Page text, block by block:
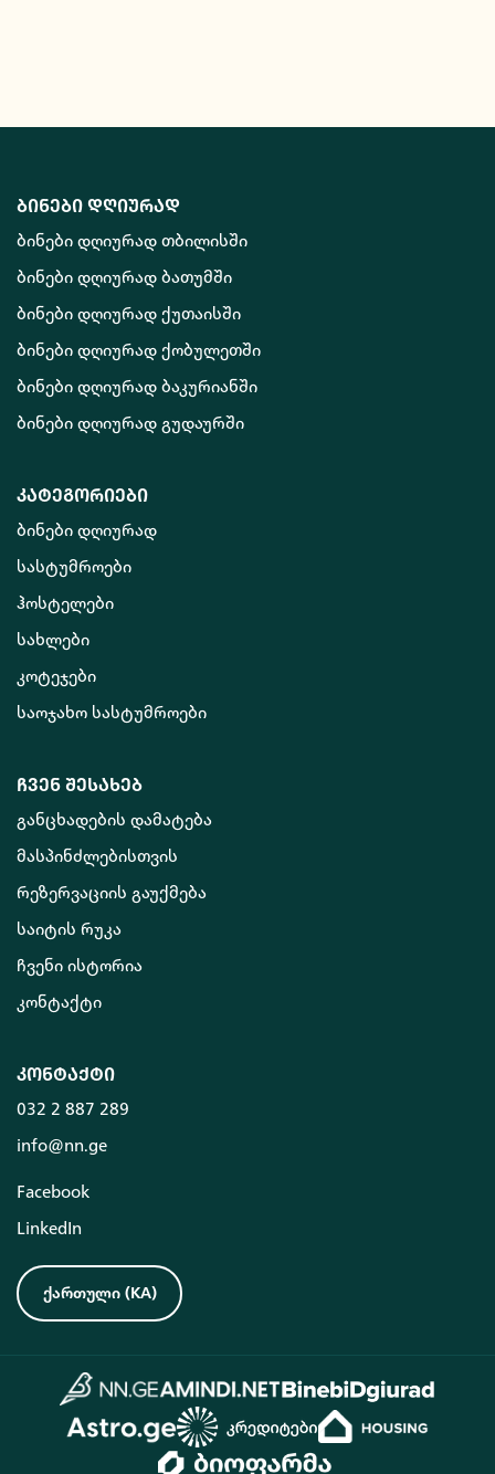
ბინები დღიურად
ბინები დღიურად თბილისში
ბინები დღიურად ბათუმში
ბინები დღიურად ქუთაისში
ბინები დღიურად ქობულეთში
ბინები დღიურად ბაკურიანში
ბინები დღიურად გუდაურში
კატეგორიები
ბინები დღიურად
სასტუმროები
ჰოსტელები
სახლები
კოტეჯები
საოჯახო სასტუმროები
ჩვენ შესახებ
განცხადების დამატება
მასპინძლებისთვის
რეზერვაციის გაუქმება
საიტის რუკა
ჩვენი ისტორია
კონტაქტი
კონტაქტი
032 2 887 289
info@nn.ge
Facebook
LinkedIn
ქართული (KA)